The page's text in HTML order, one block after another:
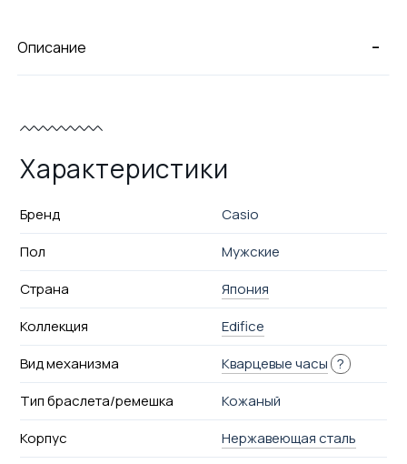
-
Описание
Характеристики
Бренд
Casio
Пол
Мужские
Страна
Япония
Коллекция
Edifice
Вид механизма
Кварцевые часы ?
Тип браслета/ремешка
Кожаный
Корпус
Нержавеющая сталь